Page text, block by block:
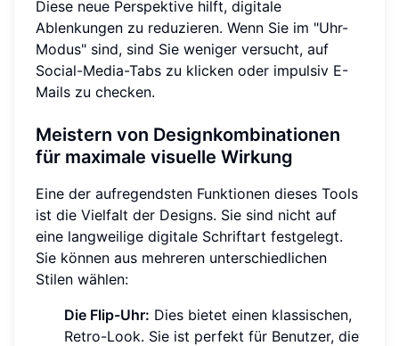
Diese neue Perspektive hilft, digitale
Ablenkungen zu reduzieren. Wenn Sie im "Uhr-
Modus" sind, sind Sie weniger versucht, auf
Social-Media-Tabs zu klicken oder impulsiv E-
Mails zu checken.
Meistern von Designkombinationen
für maximale visuelle Wirkung
Eine der aufregendsten Funktionen dieses Tools
ist die Vielfalt der Designs. Sie sind nicht auf
eine langweilige digitale Schriftart festgelegt.
Sie können aus mehreren unterschiedlichen
Stilen wählen:
Die Flip-Uhr: Dies bietet einen klassischen,
Retro-Look. Sie ist perfekt für Benutzer, die